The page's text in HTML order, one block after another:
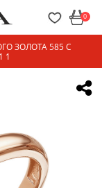
0
ЗОЛОТА 585 С
1